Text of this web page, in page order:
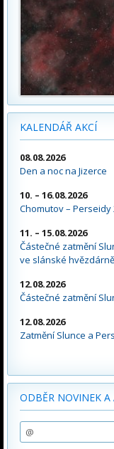
KALENDÁŘ AKCÍ
08.08.2026
Den a noc na Jizerce
10. – 16.08.2026
Chomutov – Perseidy
11. – 15.08.2026
Částečné zatmění
ve slánské hvězdárně
12.08.2026
Částečné zatmění
12.08.2026
Zatmění Slunce a
ODBĚR NOVINEK A